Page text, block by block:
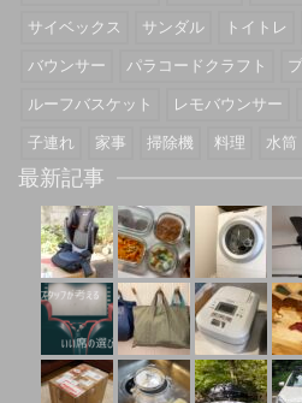
サイベックス
サンダル トイトレ
バウンサー
パラコードクラフト
ルーフバスケット
レモバウンサー
子連れ
家事 掃除機 料理 水筒
最新記事